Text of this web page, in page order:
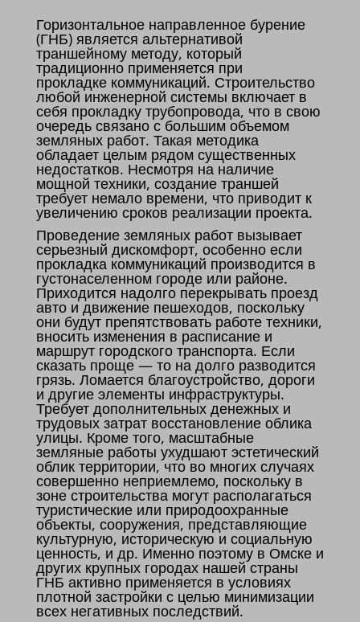
Горизонтальное направленное бурение
(ГНБ) является альтернативой
траншейному методу, который
традиционно применяется при
прокладке коммуникаций. Строительство
любой инженерной системы включает в
себя прокладку трубопровода, что в свою
очередь связано с большим объемом
земляных работ. Такая методика
обладает целым рядом существенных
недостатков. Несмотря на наличие
мощной техники, создание траншей
требует немало времени, что приводит к
увеличению сроков реализации проекта.
Проведение земляных работ вызывает
серьезный дискомфорт, особенно если
прокладка коммуникаций производится в
густонаселенном городе или районе.
Приходится надолго перекрывать проезд
авто и движение пешеходов, поскольку
они будут препятствовать работе техники,
вносить изменения в расписание и
маршрут городского транспорта. Если
сказать проще — то на долго разводится
грязь. Ломается благоустройство, дороги
и другие элементы инфраструктуры.
Требует дополнительных денежных и
трудовых затрат восстановление облика
улицы. Кроме того, масштабные
земляные работы ухудшают эстетический
облик территории, что во многих случаях
совершенно неприемлемо, поскольку в
зоне строительства могут располагаться
туристические или природоохранные
объекты, сооружения, представляющие
культурную, историческую и социальную
ценность, и др. Именно поэтому в Омске и
других крупных городах нашей страны
ГНБ активно применяется в условиях
плотной застройки с целью минимизации
всех негативных последствий.